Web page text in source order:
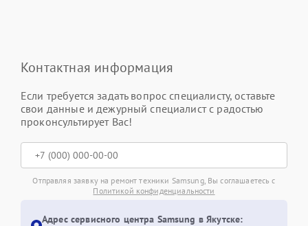
Контактная информация
Если требуется задать вопрос специалисту, оставьте
свои данные и дежурный специалист с радостью
проконсультирует Вас!
Отправляя заявку на ремонт техники Samsung, Вы соглашаетесь с
Политикой конфиденциальности
Адрес сервисного центра Samsung в Якутске: